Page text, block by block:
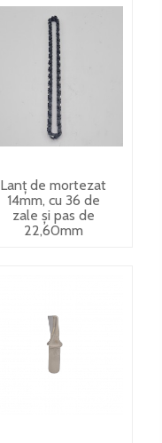
Lanț de mortezat
14mm, cu 36 de
zale și pas de
22,60mm